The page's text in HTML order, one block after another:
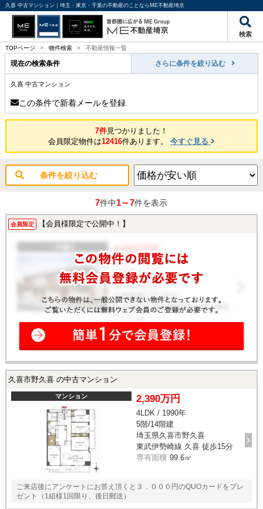
久喜 中古マンション｜埼玉・東京・千葉の不動産のことならME不動産埼京
検索
TOPページ > 物件検索 > 不動産情報一覧
現在の検索条件 さらに条件を絞り込む
久喜 中古マンション
この条件で新着メールを登録
7件見つかりました！
会員限定物件は12416件あります。 今すぐ見る
条件を絞り込む
7件中1～7件を表示
会員限定 【会員様限定で公開中！】
久喜市野久喜 の中古マンション
マンション 2,390万円
4LDK / 1990年
5階/14階建
埼玉県久喜市野久喜
東武伊勢崎線 久喜 徒歩15分
専有面積 99.6㎡
ご来店後にアンケートにお答え頂くと３，０００円のQUOカードをプレ
ゼント（1組様1回限り、後日郵送）